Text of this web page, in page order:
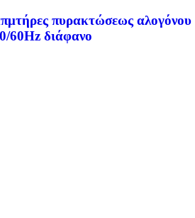
πυρακτώσεως αλογόνου
60Hz διάφανο